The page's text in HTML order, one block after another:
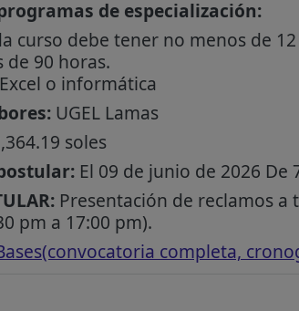
de especialización:
curso debe tener no menos de
de 90 horas.
o informática
UGEL Lamas
soles
El 09 de junio de 2026 De
Presentación de reclamos a
pm a 17:00 pm).
completa,